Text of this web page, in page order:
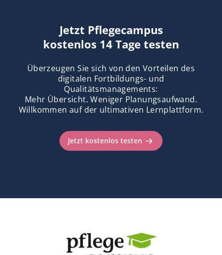
Jetzt Pflegecampus
kostenlos 14 Tage testen
Überzeugen Sie sich von den Vorteilen des
digitalen Fortbildungs- und
Qualitätsmanagements:
Mehr Übersicht. Weniger Planungsaufwand.
Willkommen auf der ultimativen Lernplattform.
Jetzt kostenlos testen